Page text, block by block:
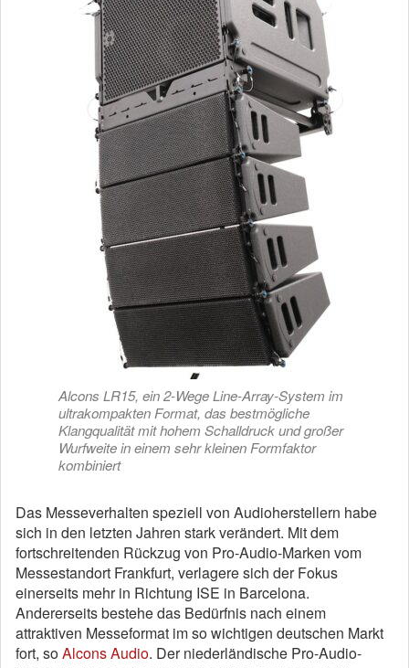
Alcons LR15, ein 2-Wege Line-Array-System im
ultrakompakten Format, das bestmögliche
Klangqualität mit hohem Schalldruck und großer
Wurfweite in einem sehr kleinen Formfaktor
kombiniert
Das Messeverhalten speziell von Audioherstellern habe
sich in den letzten Jahren stark verändert. Mit dem
fortschreitenden Rückzug von Pro-Audio-Marken vom
Messestandort Frankfurt, verlagere sich der Fokus
einerseits mehr in Richtung ISE in Barcelona.
Andererseits bestehe das Bedürfnis nach einem
attraktiven Messeformat im so wichtigen deutschen Markt
fort, soAlcons Audio. Der niederländische Pro-Audio-